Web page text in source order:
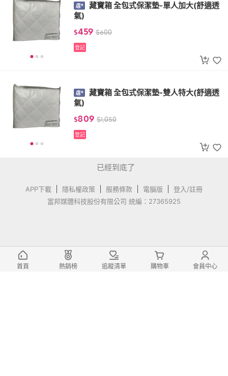
藏寶箱 全包式保潔墊-單人加大(舒適透
氣)
$459 $600
登記
藏寶箱 全包式保潔墊-雙人特大(舒適透
氣)
$809 $1,050
登記
已經到底了
APP下載 隱私權政策 服務條款 電腦版
登入/註冊
富邦媒體科技股份有限公司 統編：27365925
首頁 熱銷榜 追蹤清單 購物車 會員中心